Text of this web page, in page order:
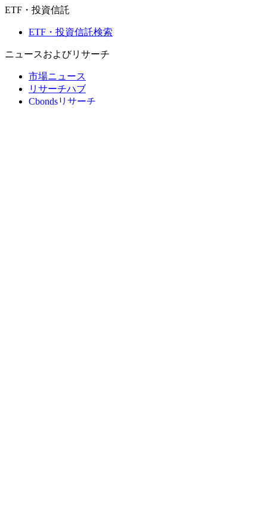
ETF・投資信託
ETF・投資信託検索
ニュースおよびリサーチ
市場ニュース
リサーチハブ
Cbondsリサーチ